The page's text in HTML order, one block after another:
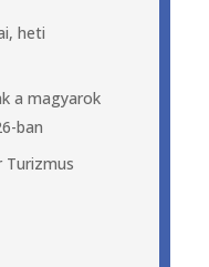
heti
a magyarok
ban
Turizmus